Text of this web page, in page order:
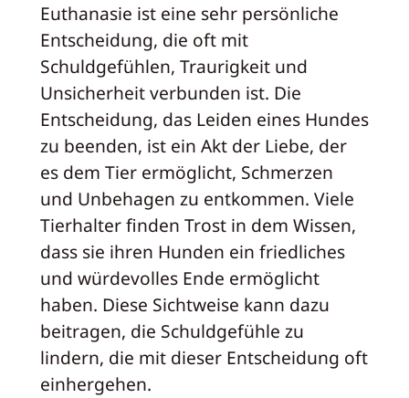
Euthanasie ist eine sehr persönliche
Entscheidung, die oft mit
Schuldgefühlen, Traurigkeit und
Unsicherheit verbunden ist. Die
Entscheidung, das Leiden eines Hundes
zu beenden, ist ein Akt der Liebe, der
es dem Tier ermöglicht, Schmerzen
und Unbehagen zu entkommen. Viele
Tierhalter finden Trost in dem Wissen,
dass sie ihren Hunden ein friedliches
und würdevolles Ende ermöglicht
haben. Diese Sichtweise kann dazu
beitragen, die Schuldgefühle zu
lindern, die mit dieser Entscheidung oft
einhergehen.